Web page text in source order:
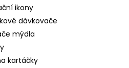
ikony
dávkovače
mýdla
kartáčky